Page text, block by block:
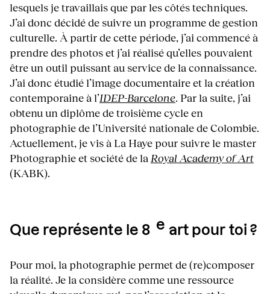
lesquels je travaillais que par les côtés techniques.
J’ai donc décidé de suivre un programme de gestion
culturelle. À partir de cette période, j’ai commencé à
prendre des photos et j’ai réalisé qu’elles pouvaient
être un outil puissant au service de la connaissance.
J’ai donc étudié l’image documentaire et la création
contemporaine à l’IDEP-Barcelone. Par la suite, j’ai
obtenu un diplôme de troisième cycle en
photographie de l’Université nationale de Colombie.
Actuellement, je vis à La Haye pour suivre le master
Photographie et société de la Royal Academy of Art
(KABK).
Que représente le 8 e art pour toi ?
Pour moi, la photographie permet de (re)composer
la réalité. Je la considère comme une ressource